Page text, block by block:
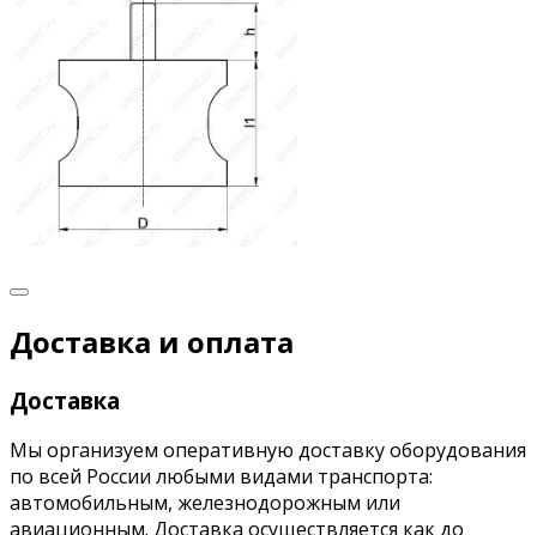
Доставка и оплата
Доставка
Мы организуем оперативную доставку оборудования
по всей России любыми видами транспорта:
автомобильным, железнодорожным или
авиационным. Доставка осуществляется как до